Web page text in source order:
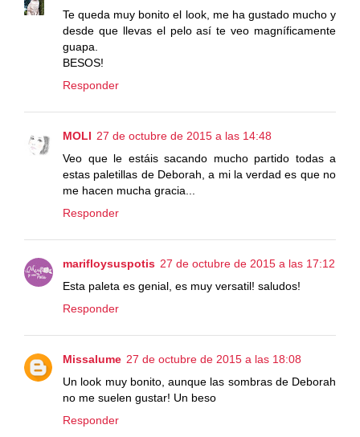
Te queda muy bonito el look, me ha gustado mucho y
desde que llevas el pelo así te veo magníficamente
guapa.
BESOS!
Responder
MOLI 27 de octubre de 2015 a las 14:48
Veo que le estáis sacando mucho partido todas a
estas paletillas de Deborah, a mi la verdad es que no
me hacen mucha gracia...
Responder
marifloysuspotis 27 de octubre de 2015 a las 17:12
Esta paleta es genial, es muy versatil! saludos!
Responder
Missalume 27 de octubre de 2015 a las 18:08
Un look muy bonito, aunque las sombras de Deborah
no me suelen gustar! Un beso
Responder